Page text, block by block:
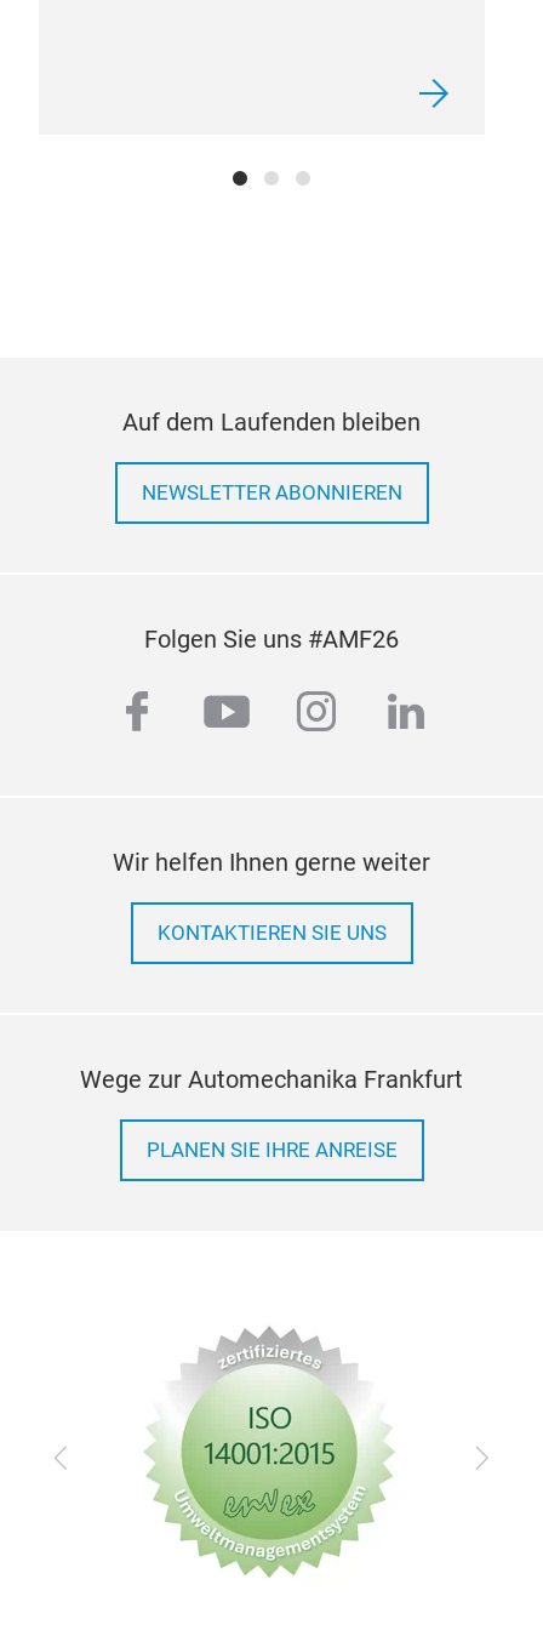
Auf dem Laufenden bleiben
NEWSLETTER ABONNIEREN
Folgen Sie uns #AMF26
facebook
youtubeinstagram
linkedin
Wir helfen Ihnen gerne weiter
KONTAKTIEREN SIE UNS
Wege zur Automechanika Frankfurt
PLANEN SIE IHRE ANREISE
Zurück Vor